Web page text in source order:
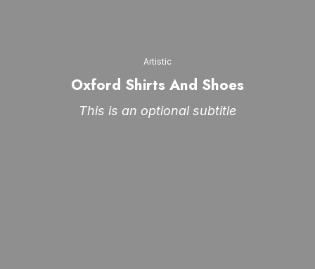
Artistic
Oxford Shirts And Shoes
This is an optional subtitle